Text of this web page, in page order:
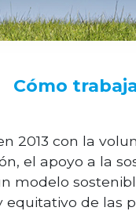
Cómo
2013 con la
el apoyo a la
modelo
de las